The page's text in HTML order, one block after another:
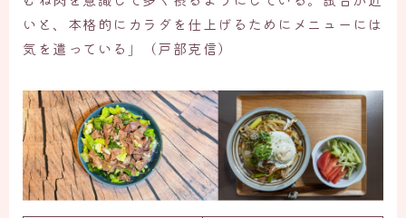
いと、本格的にカラダを仕上げるためにメニューには
気を遣っている」（戸部克信）